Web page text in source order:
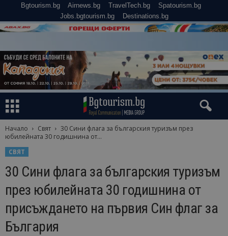
Bgtourism.bg Airnews.bg TravelTech.bg
Spatourism.bg
Jobs.bgtourism.bg
Destinations.bg
Начало Свят
30 Сини флага за българския туризъм през
юбилейната 30 годишнина от...
СВЯТ
30 Сини флага за българския туризъм
през юбилейната 30 годишнина от
присъждането на първия Син флаг за
България